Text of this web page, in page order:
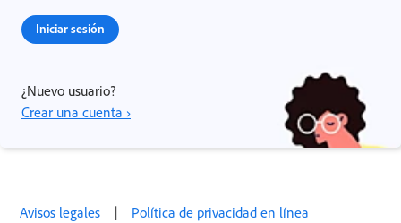
Iniciar sesión
¿Nuevo usuario?
Crear una cuenta ›
Avisos legales | Política de privacidad en línea